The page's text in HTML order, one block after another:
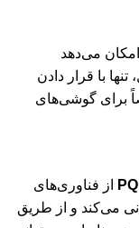
امکان می‌دهد
تنها با قرار دادن
برای گوشی‌های
از فناوری‌های
می‌کند و از طریق